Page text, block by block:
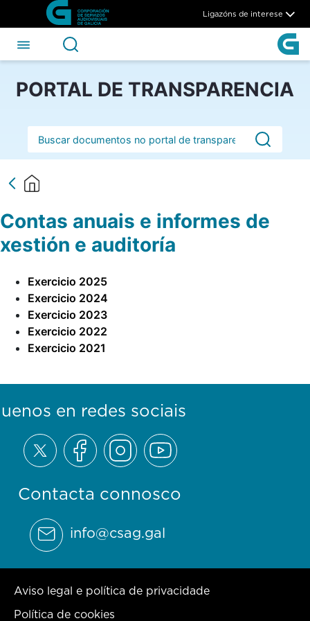
Skip to Main Content
Contas anuais e informes de
Ligazóns de interese
PORTAL DE TRANSPARENCIA
Barra de busca
Contas anuais e informes de
xestión e auditoría
Exercicio 2025
Exercicio 2024
Exercicio 2023
Exercicio 2022
Exercicio 2021
Contacta connosco
info@csag.gal
en redes sociais
Aviso legal e política de privacidade
Política de cookies